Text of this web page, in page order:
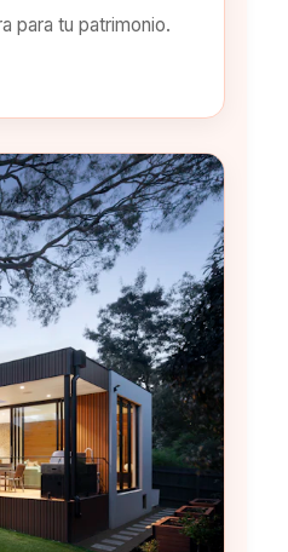
para tu patrimonio.